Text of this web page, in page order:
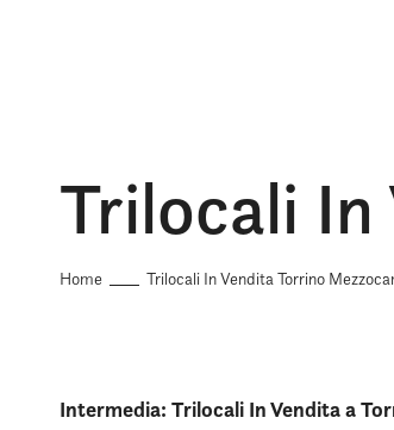
Trilocali In
Home Trilocali In Vendita Torrino
Intermedia: Trilocali In Vendita a